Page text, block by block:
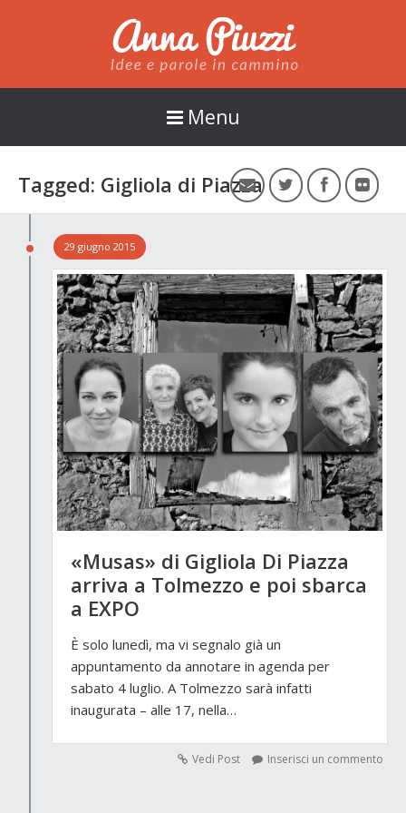
Anna Piuzzi
Menu
Tagged: Gigliola di Piazza
29 giugno 2015
«Musas» di Gigliola Di Piazza
arriva a Tolmezzo e poi sbarca
a EXPO
È solo lunedì, ma vi segnalo già un
appuntamento da annotare in agenda per
sabato 4 luglio. A Tolmezzo sarà infatti
inaugurata – alle 17, nella…
Vedi Post Inserisci un commento